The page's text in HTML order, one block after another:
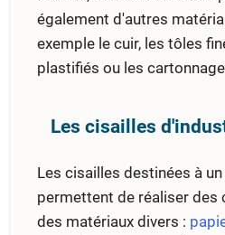
également d'autres
exemple le cuir, les tôles
plastifiés ou les
Les cisailles
Les cisailles destinées à
permettent de réaliser des
des matériaux divers :